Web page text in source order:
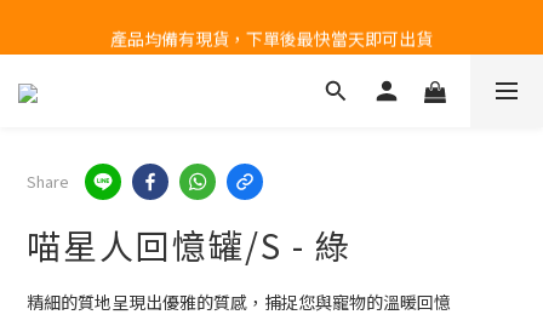
台北民權門市，現貨展示中
產品均備有現貨，下單後最快當天即可出貨
台北民權門市，現貨展示中
Share
喵星人回憶罐/S - 綠
精細的質地呈現出優雅的質感，捕捉您與寵物的溫暖回憶